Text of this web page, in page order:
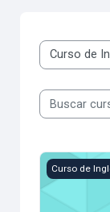
Categorías
Buscar cursos
Tercer Nivel
Curso de